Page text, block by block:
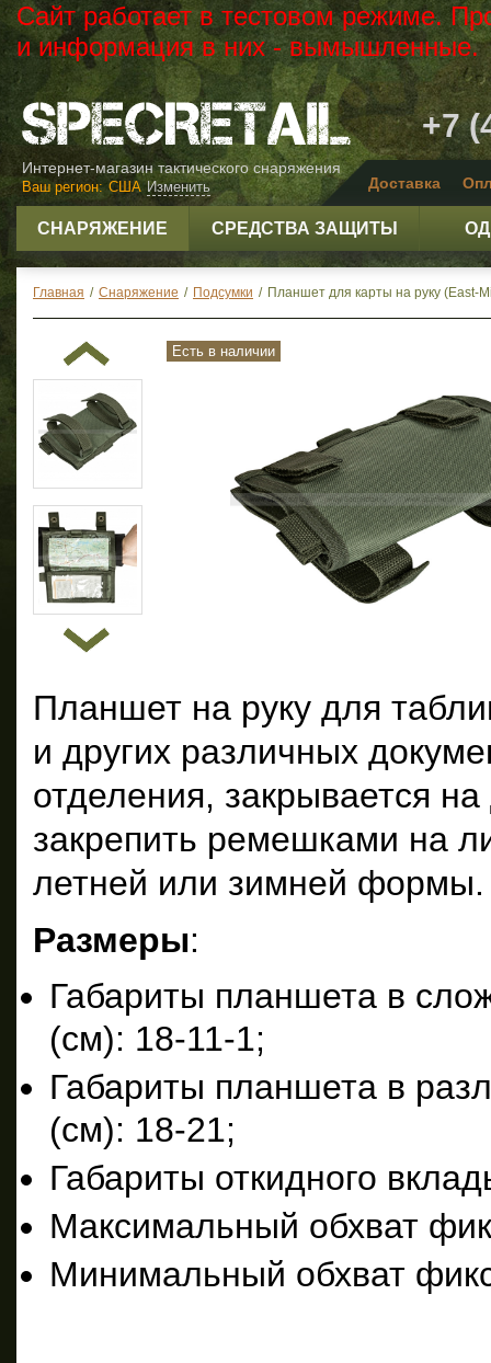
Сайт работает в тестовом режиме.
и информация в них - вымышленные.
Интернет-магазин тактического снаряжения
+7
Доставка
Изменить
Ваш регион: США
СНАРЯЖЕНИЕ СРЕДСТВА ЗАЩИТЫ
Главная / Снаряжение / Подсумки / Планшет для карты на руку (East-
Есть в наличии
Планшет на руку для
и других различных
отделения, закрывается
закрепить ремешками на
летней или зимней формы.
Размеры:
Габариты планшета в
(см): 18-11-1;
Габариты планшета в
(см): 18-21;
Габариты откидного
Максимальный обхват
Минимальный обхват